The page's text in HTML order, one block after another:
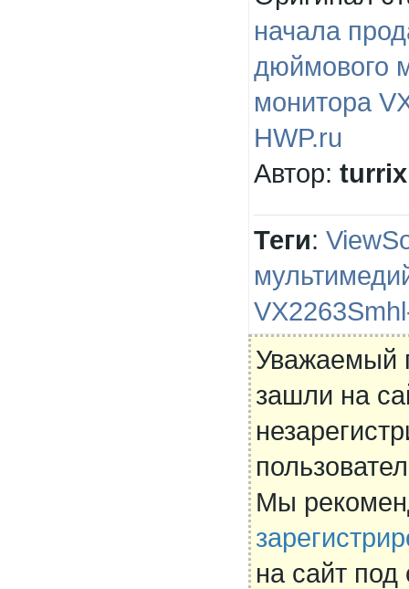
начала
дюймового
монитора
HWP.ru
Автор: turrix
Теги:
Уважаемый
зашли на
Мы
на сайт